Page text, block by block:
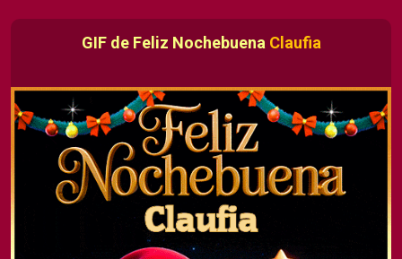
GIF de Feliz Nochebuena Claufia